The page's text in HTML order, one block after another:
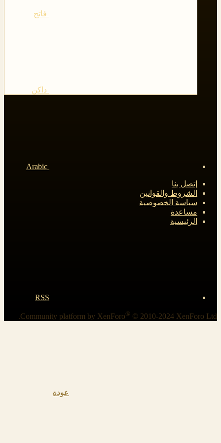
فاتح
داكن
إتصل بنا
الشروط والقوانين
سياسة الخصوصية
مساعدة
الرئيسية
RSS
Community platform by XenForo® © 2010-2024 XenForo Ltd.
عودة